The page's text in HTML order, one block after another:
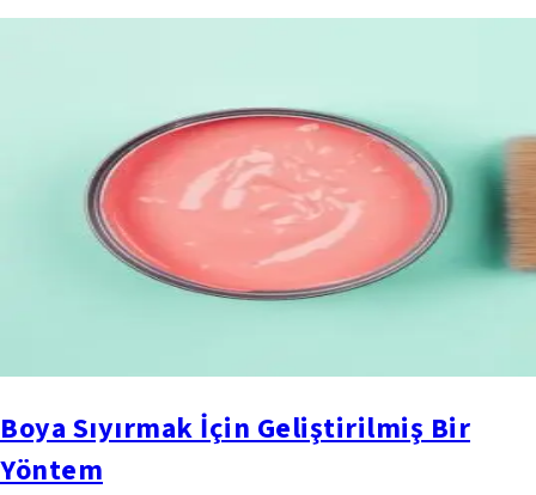
Boya Sıyırmak İçin Geliştirilmiş Bir
Yöntem